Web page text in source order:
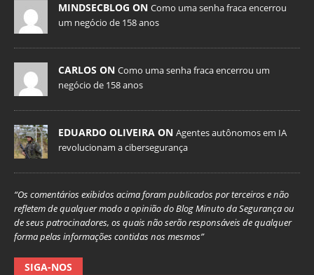
MINDSECBLOG ON Como uma senha fraca encerrou
um negócio de 158 anos
CARLOS ON Como uma senha fraca encerrou um
negócio de 158 anos
EDUARDO OLIVEIRA ON Agentes autônomos em IA
revolucionam a cibersegurança
“Os comentários exibidos acima foram publicados por terceiros e não
refletem de qualquer modo a opinião do Blog Minuto da Segurança ou
de seus patrocinadores, os quais não serão responsáveis de qualquer
forma pelas informações contidas nos mesmos”
SIGA-NOS